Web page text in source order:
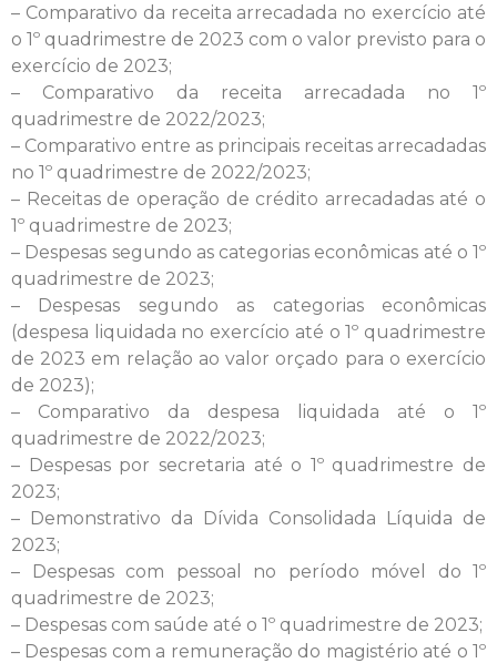
– Comparativo da receita arrecadada no exercício até
o 1º quadrimestre de 2023 com o valor previsto para o
exercício de 2023;
– Comparativo da receita arrecadada no 1º
quadrimestre de 2022/2023;
– Comparativo entre as principais receitas arrecadadas
no 1º quadrimestre de 2022/2023;
– Receitas de operação de crédito arrecadadas até o
1º quadrimestre de 2023;
– Despesas segundo as categorias econômicas até o 1º
quadrimestre de 2023;
– Despesas segundo as categorias econômicas
(despesa liquidada no exercício até o 1º quadrimestre
de 2023 em relação ao valor orçado para o exercício
de 2023);
– Comparativo da despesa liquidada até o 1º
quadrimestre de 2022/2023;
– Despesas por secretaria até o 1º quadrimestre de
2023;
– Demonstrativo da Dívida Consolidada Líquida de
2023;
– Despesas com pessoal no período móvel do 1º
quadrimestre de 2023;
– Despesas com saúde até o 1º quadrimestre de 2023;
– Despesas com a remuneração do magistério até o 1º